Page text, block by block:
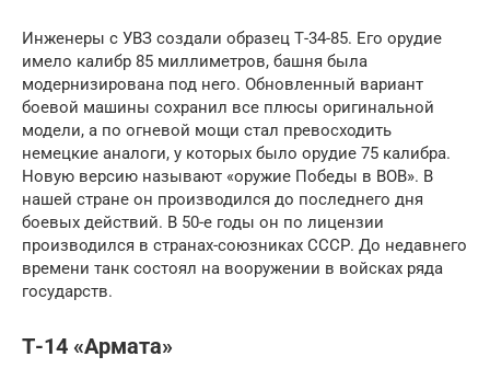
Инженеры с УВЗ создали образец Т-34-85. Его орудие
имело калибр 85 миллиметров, башня была
модернизирована под него. Обновленный вариант
боевой машины сохранил все плюсы оригинальной
модели, а по огневой мощи стал превосходить
немецкие аналоги, у которых было орудие 75 калибра.
Новую версию называют «оружие Победы в ВОВ». В
нашей стране он производился до последнего дня
боевых действий. В 50-е годы он по лицензии
производился в странах-союзниках СССР. До недавнего
времени танк состоял на вооружении в войсках ряда
государств.
Т-14 «Армата»